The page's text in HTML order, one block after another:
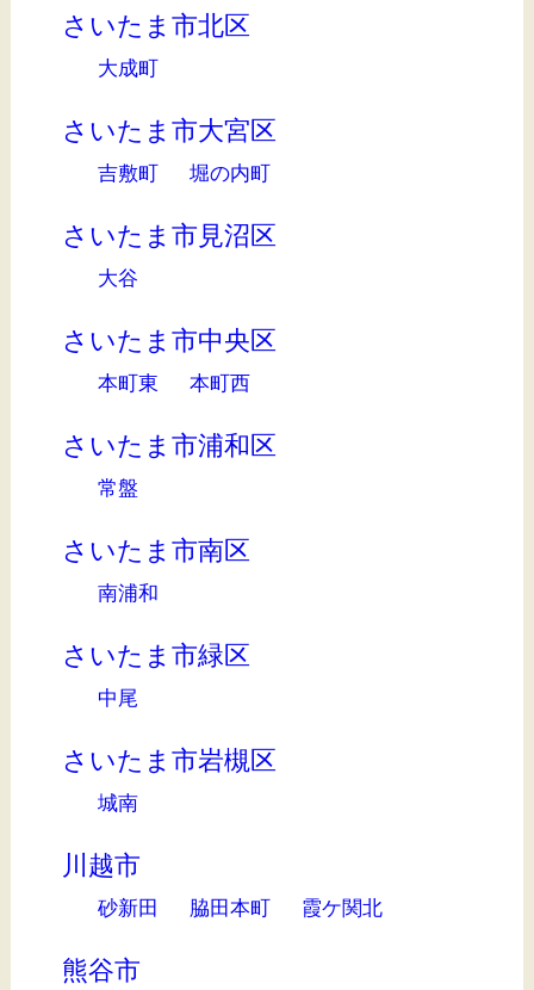
さいたま市北区
大成町
さいたま市大宮区
吉敷町 堀の内町
さいたま市見沼区
大谷
さいたま市中央区
本町東 本町西
さいたま市浦和区
常盤
さいたま市南区
南浦和
さいたま市緑区
中尾
さいたま市岩槻区
城南
川越市
砂新田 脇田本町 霞ケ関北
熊谷市